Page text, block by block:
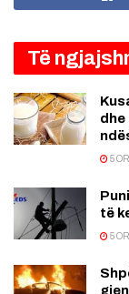
Të
5
të
5